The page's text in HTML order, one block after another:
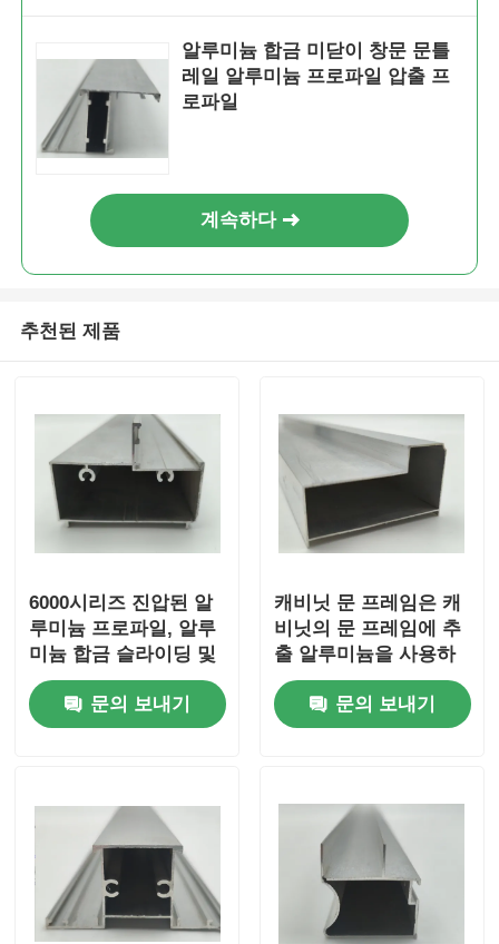
알루미늄 윈도우 프로파일
알루미늄 도어 프로파일
산업용 알루미늄 압출
커튼 벽 프로파일
광택 알루미늄 프로파일
알루미늄 트림 프로파일
알루미늄 히트 싱크 추출 프로파일
알루미늄 합금 미닫이 창문 문틀
레일 알루미늄 프로파일 압출 프
로파일
계속하다
추천된 제품
6000시리즈 진압된 알
루미늄 프로파일, 알루
미늄 합금 슬라이딩 및
접는 문 바닥 트랙 프로
파일
문의 보내기
캐비닛 문 프레임은 캐
비닛의 문 프레임에 추
출 알루미늄을 사용하
여 조립됩니다.
문의 보내기